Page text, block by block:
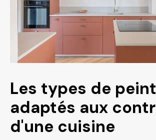
Les types de
adaptés aux
d'une cuisine